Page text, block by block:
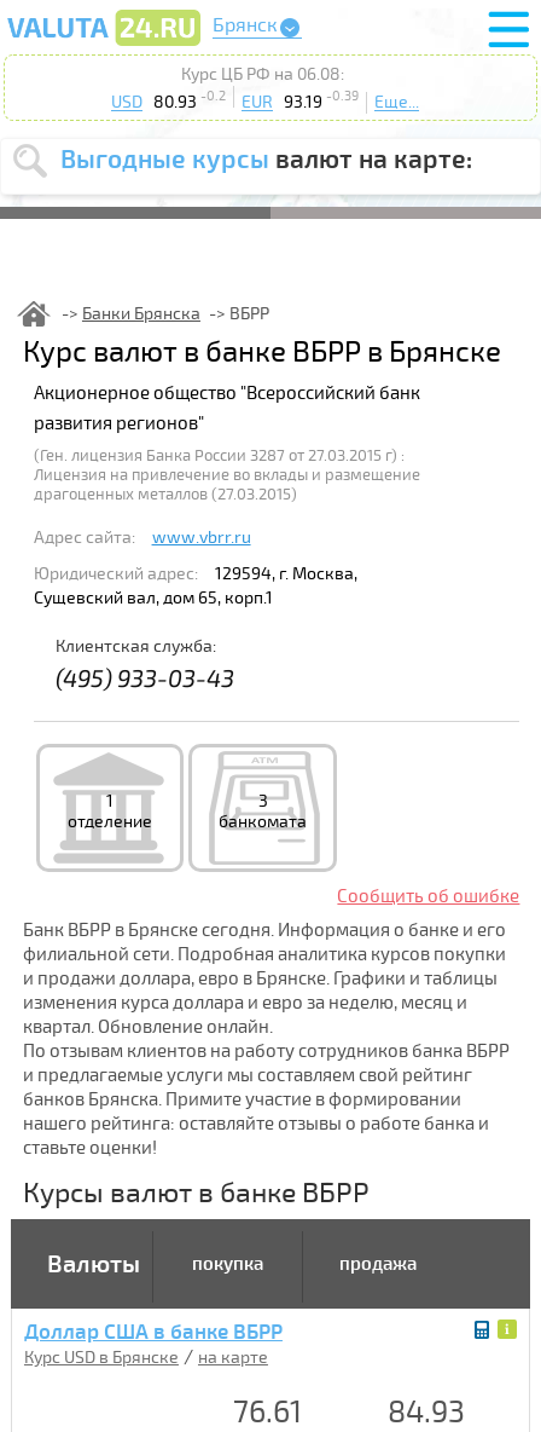
Брянск
Курс ЦБ РФ на 06.08:
USD 80.93 -0.2 EUR 93.19 -0.39 Еще...
Выгодные курсы валют на карте:
Выберите
USD EUR
курс от
Выберите
действие: Продать Купить
Банки Брянска ВБРР
Курс валют в банке ВБРР в Брянске
Акционерное общество "Всероссийский банк
развития регионов"
(Ген. лицензия Банка России 3287 от 27.03.2015 г) :
Лицензия на привлечение во вклады и размещение
драгоценных металлов (27.03.2015)
Адрес сайта:
www.vbrr.ru
Юридический адрес:
129594, г. Москва,
Сущевский вал, дом 65, корп.1
Клиентская служба:
(495) 933-03-43
1
отделение
3
банкомата
Сообщить об ошибке
Банк ВБРР в Брянске сегодня. Информация о банке и его
филиальной сети. Подробная аналитика курсов покупки
и продажи доллара, евро в Брянске. Графики и таблицы
изменения курса доллара и евро за неделю, месяц и
квартал. Обновление онлайн.
По отзывам клиентов на работу сотрудников банка ВБРР
и предлагаемые услуги мы составляем свой рейтинг
банков Брянска. Примите участие в формировании
нашего рейтинга: оставляйте отзывы о работе банка и
ставьте оценки!
Курсы валют в банке ВБРР
Валюты покупка продажа
Доллар США в банке ВБРР
Курс USD в Брянске / на карте
76.61 84.93